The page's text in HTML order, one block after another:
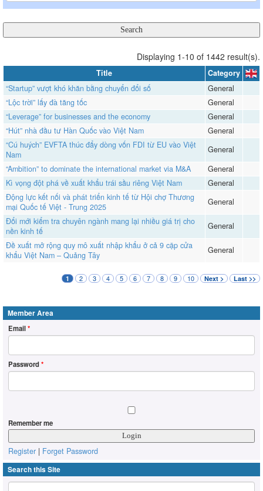
Displaying 1-10 of 1442 result(s).
Title
Category
“Startup” vượt khó khăn bằng chuyển đổi số
General
“Lộc trời” lấy đà tăng tốc
General
“Leverage” for businesses and the economy
General
“Hút” nhà đầu tư Hàn Quốc vào Việt Nam
General
“Cú huých” EVFTA thúc đẩy dòng vốn FDI từ EU vào Việt
Nam
General
“Ambition” to dominate the international market via M&A
General
​​​​​​​Kì vọng đột phá về xuất khẩu trái sầu riêng Việt Nam
General
Động lực kết nối và phát triển kinh tế từ Hội chợ Thương
mại Quốc tế Việt - Trung 2025
General
Đổi mới kiểm tra chuyên ngành mang lại nhiều giá trị cho
nền kinh tế
General
Đề xuất mở rộng quy mô xuất nhập khẩu ở cả 9 cặp cửa
khẩu Việt Nam – Quảng Tây
General
1 2 3 4 5 6 7 8 9 10 Next > Last >>
Member Area
Email*
Password*
Remember me
Register | Forget Password
Search this Site